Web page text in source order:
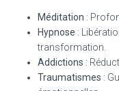
Méditation :
Hypnose :
transformation.
Addictions :
Traumatismes :